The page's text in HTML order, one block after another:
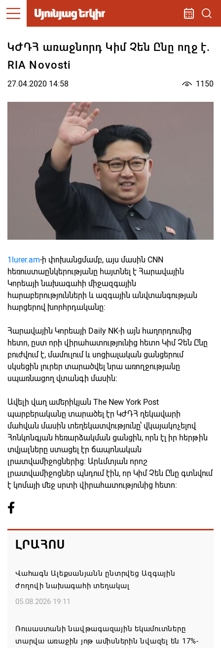
ԿԺԴՀ առաջնորդ Կիմ Չեն Ընը ողջ է.
RIA Novosti
27.04.2020 14:58 1150
1lurer.am-ի փոխանցմամբ, այս մասին CNN
հեռուստաընկերությանը հայտնել է Հարավային
Կորեայի նախագահի միջազգային
հարաբերությունների և ազգային անվտանգության
հարցերով խորհրդականը:
Հարավային Կորեայի Daily NK-ի այն հաղորդումից
հետո, ըստ որի վիրահատությունից հետո Կիմ Չեն Ընը
բուժվում է, մամուլում և սոցիալական ցանցերում
սկսեցին լուրեր տարածվել նրա առողջությանը
սպառնացող վտանգի մասին:
Ավելի վաղ ամերիկյան The New York Post
պարբերականը տարածել էր ԿԺԴՀ ղեկավարի
մահվան մասին տեղեկատվությունը՝ վկայակոչելով
Հոնկոնգյան հեռարձակման ցանցին, որն էլ իր հերթին
տվյալները ստացել էր ճապոնական
լրատվամիջոցներից: Արևմտյան որոշ
լրատվամիջոցներ պնդում էին, որ Կիմ Չեն Ընը գտնվում
է կոմայի մեջ սրտի վիրահատությունից հետո:
ԼՐԱՀՈՍ
Վահագն Ալեքսանյանն ընտրվեց Ազգային
ժողովի նախագահի տեղակալ
05.08.2026 19:11
Ռուսաստանի նավթագազային եկամուտները
տարվա առաջին յոթ ամիսներին նվազել են 17%-